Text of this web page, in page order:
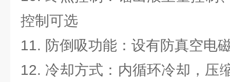
控制可选
11. 防倒吸功能：设有防真空电
12. 冷却方式：内循环冷却，压